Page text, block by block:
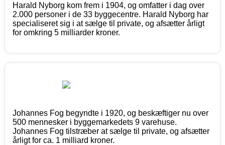
Harald Nyborg kom frem i 1904, og omfatter i dag over
2.000 personer i de 33 byggecentre. Harald Nyborg har
specialiseret sig i at sælge til private, og afsætter årligt
for omkring 5 milliarder kroner.
Johannes Fog begyndte i 1920, og beskæftiger nu over
500 mennesker i byggemarkedets 9 varehuse.
Johannes Fog tilstræber at sælge til private, og afsætter
årligt for ca. 1 milliard kroner.